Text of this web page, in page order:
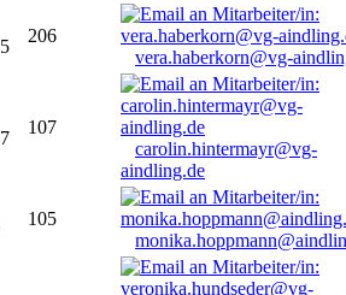
206
vera.haberkorn@vg-
107
carolin.hintermayr@vg-
aindling.de
105